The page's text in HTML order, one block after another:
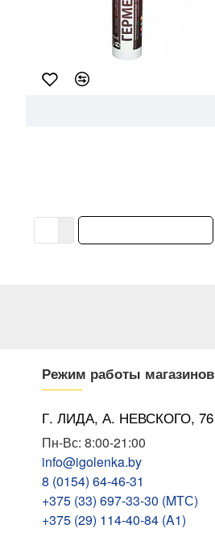
Режим работы магазинов
Г. ЛИДА, А. НЕВСКОГО, 76
Пн-Вс: 8:00-21:00
info@igolenka.by
8 (0154) 64-46-31
+375 (33) 697-33-30 (MТС)
+375 (29) 114-40-84 (A1)